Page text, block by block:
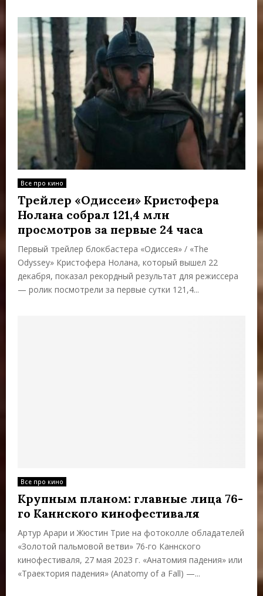
Все про кино
Трейлер «Одиссеи» Кристофера
Нолана собрал 121,4 млн
просмотров за первые 24 часа
Первый трейлер блокбастера «Одиссея» / «The
Odyssey» Кристофера Нолана, который вышел 22
декабря, показал рекордный результат для режиссера
— ролик посмотрели за первые сутки 121,4...
Все про кино
Крупным планом: главные лица 76-
го Каннского кинофестиваля
Артур Арари и Жюстин Трие на фотоколле обладателей
«Золотой пальмовой ветви» 76-го Каннского
кинофестиваля, 27 мая 2023 г. «Анатомия падения» или
«Траектория падения» (Anatomy of a Fall) —...